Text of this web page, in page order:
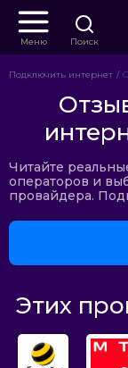
Меню Поиск
Подключить интернет
Читайте
операторов и
провайдера.
Этих